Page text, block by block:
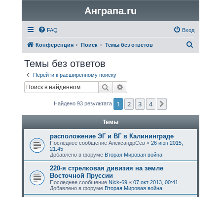
Анграпа.ru
FAQ Вход
Конференция Поиск Темы без ответов
Темы без ответов
Перейти к расширенному поиску
Поиск
Найдено 93 результата 1 2 3 4
Темы
расположение ЭГ и ВГ в Калининграде
Последнее сообщение АлександрСев« 26 июн 2015,
21:45
Добавлено в форуме Вторая Мировая война
220-я стрелковая дивизия на земле
Восточной Пруссии
Последнее сообщение Nick-69« 07 окт 2013, 00:41
Добавлено в форуме Вторая Мировая война